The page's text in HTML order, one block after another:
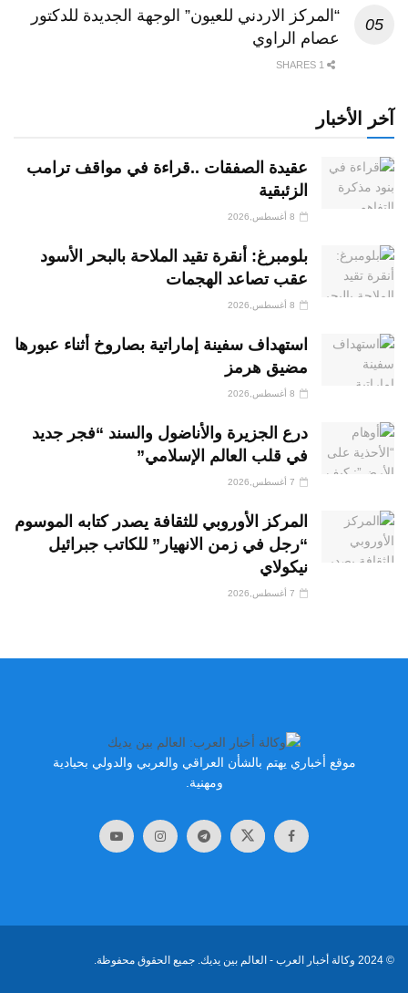
“المركز الاردني للعيون” الوجهة الجديدة للدكتور
عصام الراوي
آخر الأخبار
عقيدة الصفقات ..قراءة في مواقف ترامب
الزئبقية
بلومبرغ: أنقرة تقيد الملاحة بالبحر الأسود
عقب تصاعد الهجمات
استهداف سفينة إماراتية بصاروخ أثناء عبورها
مضيق هرمز
درع الجزيرة والأناضول والسند “فجر جديد
في قلب العالم الإسلامي”
المركز الأوروبي للثقافة يصدر كتابه الموسوم
“رجل في زمن الانهيار” للكاتب جبرائيل
نيكولاي
موقع أخباري يهتم بالشأن العراقي والعربي والدولي بحيادية
ومهنية.
© 2024 وكالة أخبار العرب - العالم بين يديك. جميع الحقوق محفوظة.